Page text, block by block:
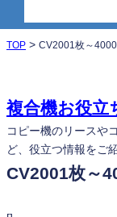
TOP > CV2001枚～
複合機お役立
コピー機のリースや
ど、役立つ情報をご
CV2001枚～